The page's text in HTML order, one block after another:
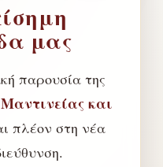
μας
παρουσία της
και
πλέον στη νέα